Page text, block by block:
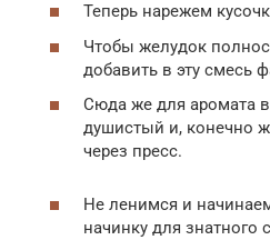
Теперь нарежем
Чтобы желудок
добавить в эту смесь
Сюда же для аромата
душистый и, конечно
через пресс.
Не ленимся и
начинку для знатного